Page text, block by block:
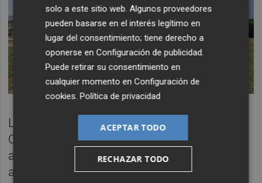
La propuesta elevada por el Ayuntamiento a
Costas detalla de manera somera la
actuación urbanística. Según el acuerdo
aprobado por la Junta de Gobierno Local, la
solo a este sitio web. Algunos proveedores
pueden basarse en el interés legítimo en
lugar del consentimiento; tiene derecho a
oponerse enConfiguración de publicidad
Puede retirar su consentimiento en
cualquier momento enConfiguración de
cookies .Política de privacidad
ACEPTAR TODO
RECHAZAR TODO